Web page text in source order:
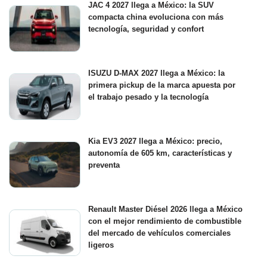
JAC 4 2027 llega a México: la SUV
compacta china evoluciona con más
tecnología, seguridad y confort
ISUZU D-MAX 2027 llega a México: la
primera pickup de la marca apuesta por
el trabajo pesado y la tecnología
Kia EV3 2027 llega a México: precio,
autonomía de 605 km, características y
preventa
Renault Master Diésel 2026 llega a México
con el mejor rendimiento de combustible
del mercado de vehículos comerciales
ligeros